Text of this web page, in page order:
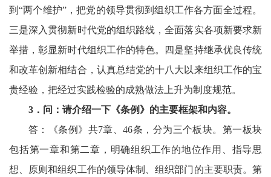
到“两个维护”，把党的领导贯彻到组织工作各方面全过程。
三是深入贯彻新时代党的组织路线，全面落实各项新要求新
举措，彰显新时代组织工作的特色。四是坚持继承优良传统
和改革创新相结合，认真总结党的十八大以来组织工作的宝
贵经验，把经过实践检验的成熟做法上升为制度规范。
3 ．问：请介绍一下《条例》的主要框架和内容。
答：《条例》共7章、46条，分为三个板块。第一板块
包括第一章和第二章，明确组织工作的地位作用、指导思
想、原则和组织工作的领导体制、组织部门的主要职责。第